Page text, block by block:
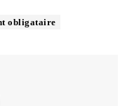
obligataire